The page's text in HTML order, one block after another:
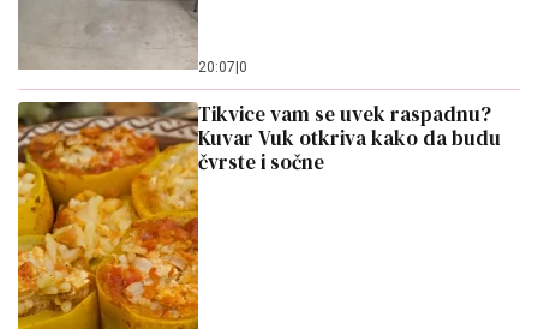
20:07|0
Tikvice vam se uvek raspadnu?
Kuvar Vuk otkriva kako da budu
čvrste i sočne